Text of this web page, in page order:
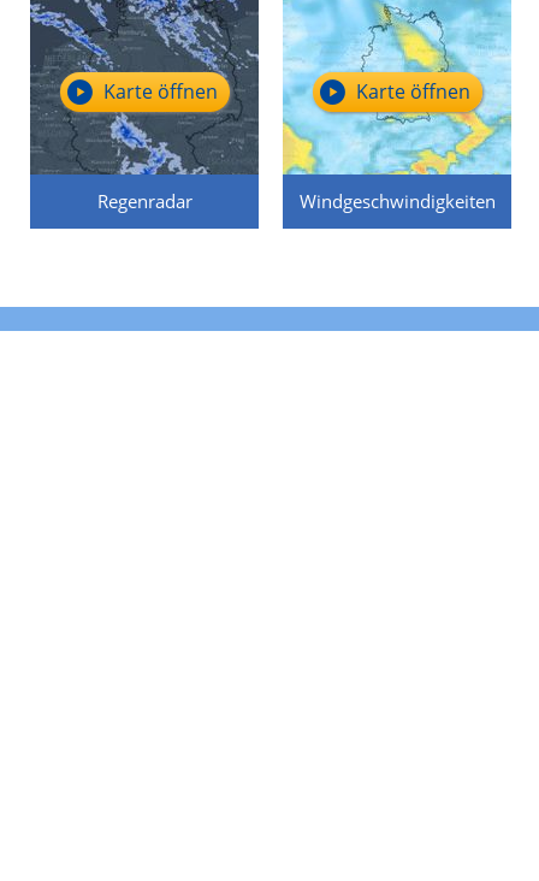
Regenradar
Karte öffnen
Windgeschwindigkeiten
Karte öffnen